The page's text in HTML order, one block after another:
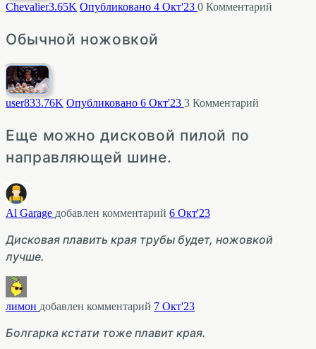
Chevalier3.65K Опубликовано 4 Окт'23 0 Комментарий
Обычной ножовкой
user833.76K Опубликовано 6 Окт'23 3 Комментарий
Еще можно дисковой пилой по
направляющей шине.
Al Garage добавлен комментарий 6 Окт'23
Дисковая плавить края трубы будет, ножовкой
лучше.
лимон добавлен комментарий 7 Окт'23
Болгарка кстати тоже плавит края.